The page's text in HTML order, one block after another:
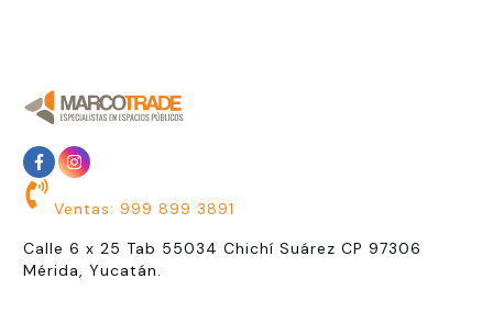
Ventas: 999 899 3891
Calle 6 x 25 Tab 55034 Chichí Suárez CP 97306
Mérida, Yucatán.